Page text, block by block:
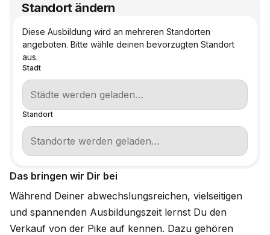
Das bringen wir Dir bei
Während Deiner abwechslungsreichen, vielseitigen
und spannenden Ausbildungszeit lernst Du den
Verkauf von der Pike auf kennen. Dazu gehören
Standort ändern
Diese Ausbildung wird an mehreren Standorten
angeboten. Bitte wähle deinen bevorzugten Standort
aus.
Stadt
Standort